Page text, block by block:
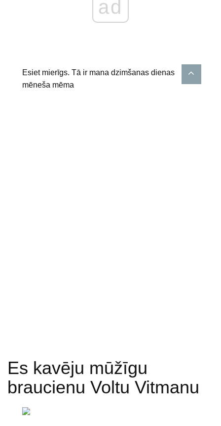
ad
Esiet mierīgs. Tā ir mana dzimšanas dienas
mēneša mēma
Es kavēju mūžīgu
braucienu Voltu Vitmanu